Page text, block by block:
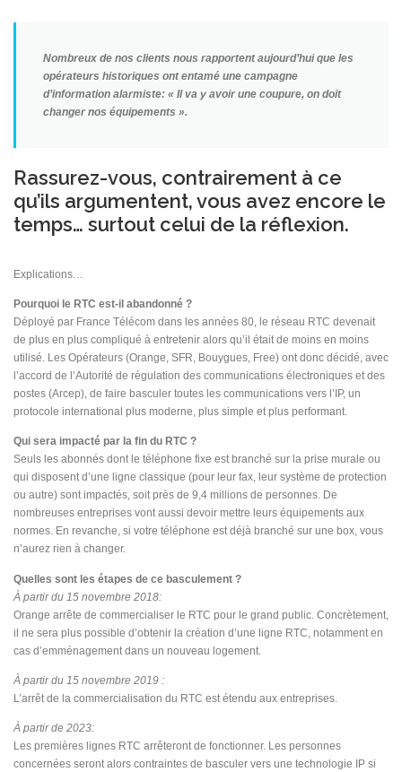
Nombreux de nos clients nous rapportent aujourd’hui que les
opérateurs historiques ont entamé une campagne
d’information alarmiste: « Il va y avoir une coupure, on doit
changer nos équipements ».
Rassurez-vous, contrairement à ce
qu’ils argumentent, vous avez encore le
temps… surtout celui de la réflexion.
Explications…
Pourquoi le RTC est-il abandonné ?
Déployé par France Télécom dans les années 80, le réseau RTC devenait
de plus en plus compliqué à entretenir alors qu’il était de moins en moins
utilisé. Les Opérateurs (Orange, SFR, Bouygues, Free) ont donc décidé, avec
l’accord de l’Autorité de régulation des communications électroniques et des
postes (Arcep), de faire basculer toutes les communications vers l’IP, un
protocole international plus moderne, plus simple et plus performant.
Qui sera impacté par la fin du RTC ?
Seuls les abonnés dont le téléphone fixe est branché sur la prise murale ou
qui disposent d’une ligne classique (pour leur fax, leur système de protection
ou autre) sont impactés, soit près de 9,4 millions de personnes. De
nombreuses entreprises vont aussi devoir mettre leurs équipements aux
normes. En revanche, si votre téléphone est déjà branché sur une box, vous
n’aurez rien à changer.
Quelles sont les étapes de ce basculement ?
À partir du 15 novembre 2018:
Orange arrête de commercialiser le RTC pour le grand public. Concrètement,
il ne sera plus possible d’obtenir la création d’une ligne RTC, notamment en
cas d’emménagement dans un nouveau logement.
À partir du 15 novembre 2019 :
L’arrêt de la commercialisation du RTC est étendu aux entreprises.
À partir de 2023:
Les premières lignes RTC arrêteront de fonctionner. Les personnes
concernées seront alors contraintes de basculer vers une technologie IP si